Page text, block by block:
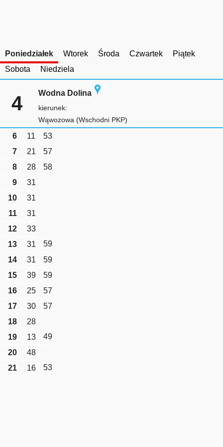
Poniedziałek Wtorek Środa Czwartek
Piątek
Sobota
Niedziela
4 Wodna Dolina
kierunek:
Wąwozowa (Wschodni PKP)
6 11
53
7
21
57
8
28
58
9
31
10
31
11
31
12
33
13
31
59
14
31
59
15
39
59
16
25
57
17
30
57
18
28
19
13
49
20
48
21
16 53